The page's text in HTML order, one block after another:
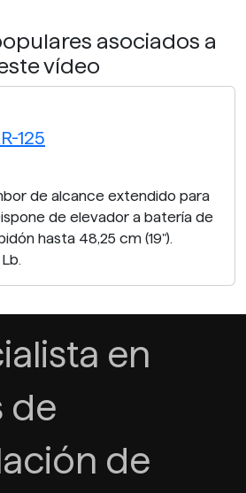
asociados a
vídeo
125
de alcance extendido para
de elevador a batería de
hasta 48,25 cm (19").
en
de
de